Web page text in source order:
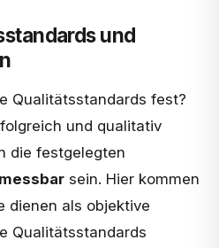
und
Qualitätsstandards fest?
und qualitativ
die festgelegten
messbar sein. Hier kommen
dienen als objektive
Qualitätsstandards